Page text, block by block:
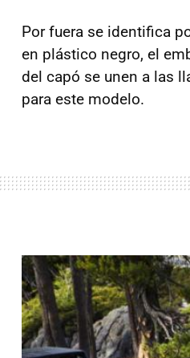
Por fuera se identifica
en plástico negro, el
del capó se unen a las
para este modelo.